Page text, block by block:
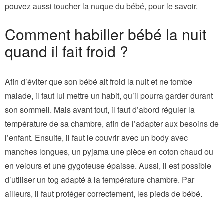
pouvez aussi toucher la nuque du bébé, pour le savoir.
Comment habiller bébé la nuit
quand il fait froid ?
Afin d’éviter que son bébé ait froid la nuit et ne tombe
malade, il faut lui mettre un habit, qu’il pourra garder durant
son sommeil. Mais avant tout, il faut d’abord réguler la
température de sa chambre, afin de l’adapter aux besoins de
l’enfant. Ensuite, il faut le couvrir avec un body avec
manches longues, un pyjama une pièce en coton chaud ou
en velours et une gygoteuse épaisse. Aussi, il est possible
d’utiliser un tog adapté à la température chambre. Par
ailleurs, il faut protéger correctement, les pieds de bébé.